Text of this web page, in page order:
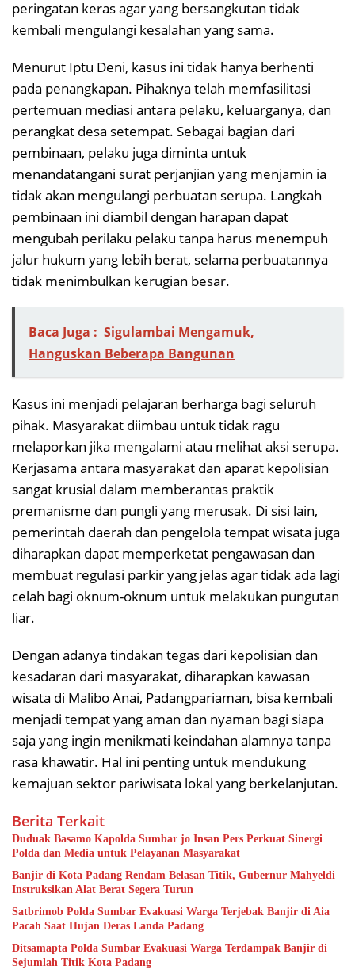
peringatan keras agar yang bersangkutan tidak
kembali mengulangi kesalahan yang sama.
Menurut Iptu Deni, kasus ini tidak hanya berhenti
pada penangkapan. Pihaknya telah memfasilitasi
pertemuan mediasi antara pelaku, keluarganya, dan
perangkat desa setempat. Sebagai bagian dari
pembinaan, pelaku juga diminta untuk
menandatangani surat perjanjian yang menjamin ia
tidak akan mengulangi perbuatan serupa. Langkah
pembinaan ini diambil dengan harapan dapat
mengubah perilaku pelaku tanpa harus menempuh
jalur hukum yang lebih berat, selama perbuatannya
tidak menimbulkan kerugian besar.
Baca Juga : Sigulambai Mengamuk,
Hanguskan Beberapa Bangunan
Kasus ini menjadi pelajaran berharga bagi seluruh
pihak. Masyarakat diimbau untuk tidak ragu
melaporkan jika mengalami atau melihat aksi serupa.
Kerjasama antara masyarakat dan aparat kepolisian
sangat krusial dalam memberantas praktik
premanisme dan pungli yang merusak. Di sisi lain,
pemerintah daerah dan pengelola tempat wisata juga
diharapkan dapat memperketat pengawasan dan
membuat regulasi parkir yang jelas agar tidak ada lagi
celah bagi oknum-oknum untuk melakukan pungutan
liar.
Dengan adanya tindakan tegas dari kepolisian dan
kesadaran dari masyarakat, diharapkan kawasan
wisata di Malibo Anai, Padangpariaman, bisa kembali
menjadi tempat yang aman dan nyaman bagi siapa
saja yang ingin menikmati keindahan alamnya tanpa
rasa khawatir. Hal ini penting untuk mendukung
kemajuan sektor pariwisata lokal yang berkelanjutan.
Berita Terkait
Duduak Basamo Kapolda Sumbar jo Insan Pers Perkuat Sinergi
Polda dan Media untuk Pelayanan Masyarakat
Banjir di Kota Padang Rendam Belasan Titik, Gubernur Mahyeldi
Instruksikan Alat Berat Segera Turun
Satbrimob Polda Sumbar Evakuasi Warga Terjebak Banjir di Aia
Pacah Saat Hujan Deras Landa Padang
Ditsamapta Polda Sumbar Evakuasi Warga Terdampak Banjir di
Sejumlah Titik Kota Padang